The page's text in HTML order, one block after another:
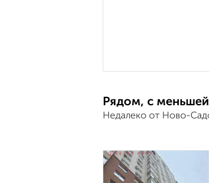
Рядом, с
Недалеко от Ново-